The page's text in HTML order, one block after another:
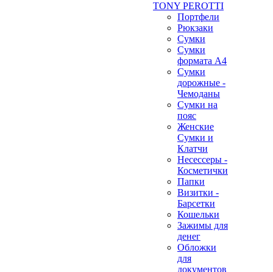
TONY PEROTTI
Портфели
Рюкзаки
Сумки
Сумки
формата А4
Сумки
дорожные -
Чемоданы
Сумки на
пояс
Женские
Сумки и
Клатчи
Несессеры -
Косметички
Папки
Визитки -
Барсетки
Кошельки
Зажимы для
денег
Обложки
для
документов